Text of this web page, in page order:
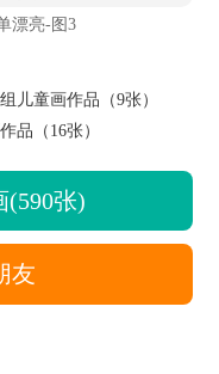
漂亮-图3
儿童画作品（9张）
品（16张）
(590张)
友